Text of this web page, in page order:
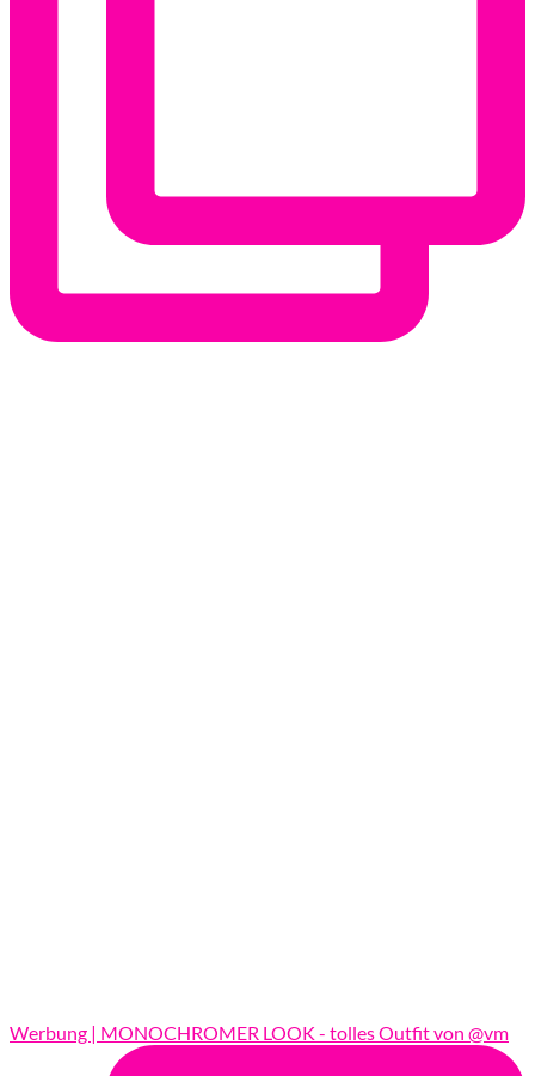
Werbung | MONOCHROMER LOOK - tolles Outfit von @vm